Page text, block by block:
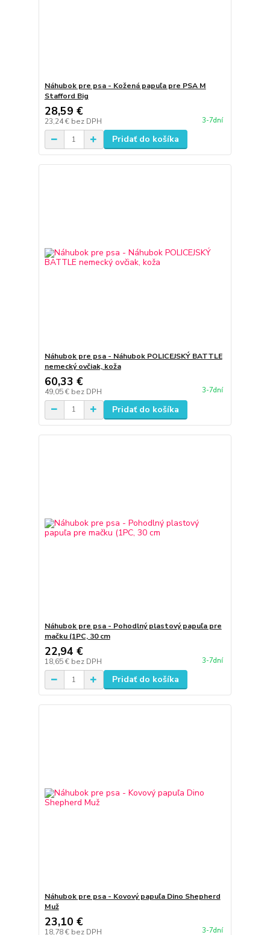
Náhubok pre psa - Kožená papuľa pre PSA M
Stafford Big
28,59 €
23,24 € bez DPH 3-7dní
Pridať do košíka
Náhubok pre psa - Náhubok POLICEJSKÝ BATTLE
nemecký ovčiak, koža
60,33 €
49,05 € bez DPH 3-7dní
Pridať do košíka
Náhubok pre psa - Pohodlný plastový papuľa pre
mačku (1PC, 30 cm
22,94 €
18,65 € bez DPH 3-7dní
Pridať do košíka
Náhubok pre psa - Kovový papuľa Dino Shepherd
Muž
23,10 €
18,78 € bez DPH 3-7dní